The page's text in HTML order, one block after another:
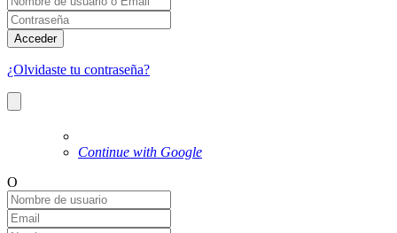
Acceder
¿Olvidaste tu contraseña?
Continue with Google
O